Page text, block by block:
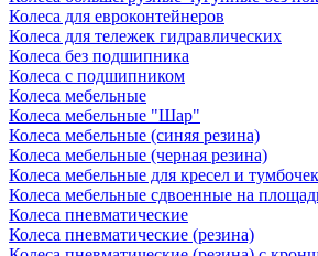
Колеса для евроконтейнеров
Колеса для тележек гидравлических
Колеса без подшипника
Колеса с подшипником
Колеса мебельные
Колеса мебельные "Шар"
Колеса мебельные (синяя резина)
Колеса мебельные (черная резина)
Колеса мебельные для кресел и тумбочек
Колеса мебельные сдвоенные на
Колеса пневматические
Колеса пневматические (резина)